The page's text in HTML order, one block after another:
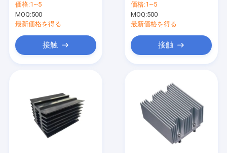
排出熱槽
価格:1~5
MOQ:500
最新価格を得る
接触
価格:1~5
MOQ:500
最新価格を得る
接触